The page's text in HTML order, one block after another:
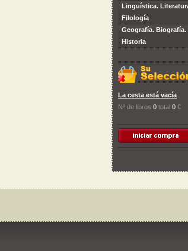
Linguística.
Filología
Geografía. Biografía.
Historia
La cesta está vacía
Nº de libros 0 total 0 €